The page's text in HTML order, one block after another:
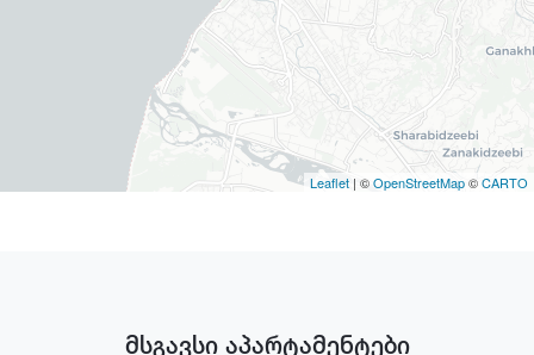
Leaflet | ©OpenStreetMap©CARTO
მსგავსი აპარტამენტები